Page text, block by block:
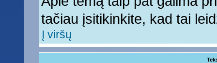
tačiau įsitikinkite, kad tai
Į viršų